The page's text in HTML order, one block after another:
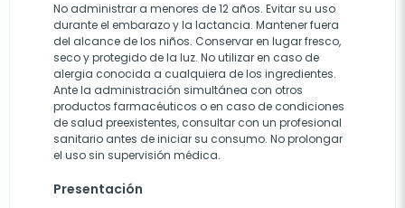
No administrar a menores de 12 años. Evitar su uso
durante el embarazo y la lactancia. Mantener fuera
del alcance de los niños. Conservar en lugar fresco,
seco y protegido de la luz. No utilizar en caso de
alergia conocida a cualquiera de los ingredientes.
Ante la administración simultánea con otros
productos farmacéuticos o en caso de condiciones
de salud preexistentes, consultar con un profesional
sanitario antes de iniciar su consumo. No prolongar
el uso sin supervisión médica.
Presentación